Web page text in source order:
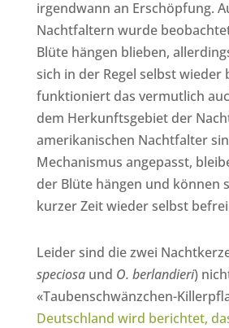
irgendwann an Erschöpfung.
Nachtfaltern wurde
Blüte hängen blieben,
sich in der Regel selbst wieder
funktioniert das vermutlich
dem Herkunftsgebiet der
amerikanischen Nachtfalter
Mechanismus angepasst,
der Blüte hängen und können
kurzer Zeit wieder selbst
Leider sind die zwei
speciosaund O. berlandieri)
«Taubenschwänzchen-
Deutschland wird berichtet,